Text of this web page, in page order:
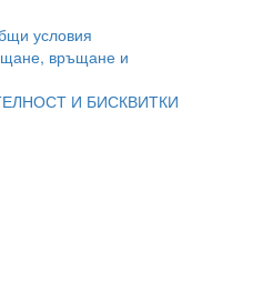
условия
връщане и
И БИСКВИТКИ